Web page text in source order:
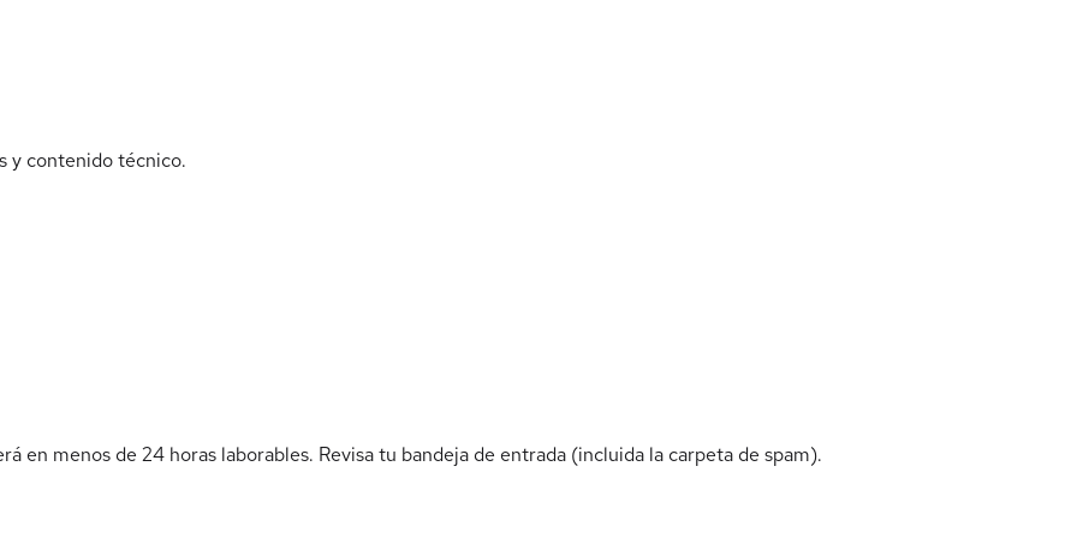
y contenido técnico.
en menos de 24 horas laborables. Revisa tu bandeja de entrada (incluida la carpeta de spam).